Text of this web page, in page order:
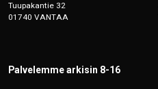
Tuupakantie 32
01740 VANTAA
Palvelemme arkisin 8-16